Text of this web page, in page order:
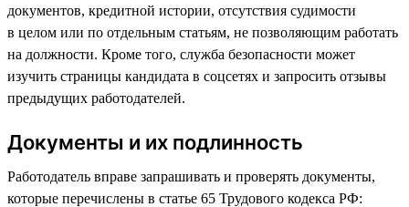
документов, кредитной истории, отсутствия судимости
в целом или по отдельным статьям, не позволяющим работать
на должности. Кроме того, служба безопасности может
изучить страницы кандидата в соцсетях и запросить отзывы
предыдущих работодателей.
Документы и их подлинность
Работодатель вправе запрашивать и проверять документы,
которые перечислены в статье 65 Трудового кодекса РФ: